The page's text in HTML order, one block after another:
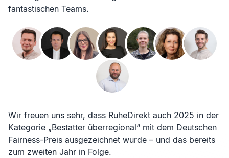
fantastischen Teams.
Wir freuen uns sehr, dass RuheDirekt auch 2025 in der
Kategorie „Bestatter überregional“ mit dem Deutschen
Fairness-Preis ausgezeichnet wurde – und das bereits
zum zweiten Jahr in Folge.